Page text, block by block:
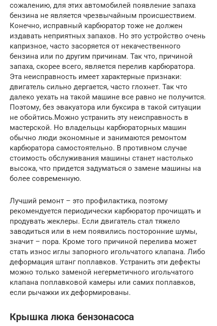
сожалению, для этих автомобилей появление запаха
бензина не является чрезвычайным происшествием.
Конечно, исправный карбюратор тоже не должен
издавать неприятных запахов. Но это устройство очень
капризное, часто засоряется от некачественного
бензина или по другим причинам. Так что, причиной
запаха, скорее всего, является перелив карбюратора.
Эта неисправность имеет характерные признаки:
двигатель сильно дергается, часто глохнет. Так что
далеко уехать на такой машине все равно не получится.
Поэтому, без эвакуатора или буксира в такой ситуации
не обойтись.Можно устранить эту неисправность в
мастерской. Но владельцы карбюраторных машин
обычно люди экономные и занимаются ремонтом
карбюратора самостоятельно. В противном случае
стоимость обслуживания машины станет настолько
высока, что придется задуматься о замене машины на
более современную.
Лучший ремонт – это профилактика, поэтому
рекомендуется периодически карбюратор прочищать и
продувать жеклеры. Если двигатель стал тяжело
заводиться или в нем появились посторонние шумы,
значит – пора. Кроме того причиной перелива может
стать износ иглы запорного игольчатого клапана. Либо
деформация штанг поплавков. Устранить эти дефекты
можно только заменой негерметичного игольчатого
клапана поплавковой камеры или самих поплавков,
если рычажки их деформированы.
Крышка люка бензонасоса